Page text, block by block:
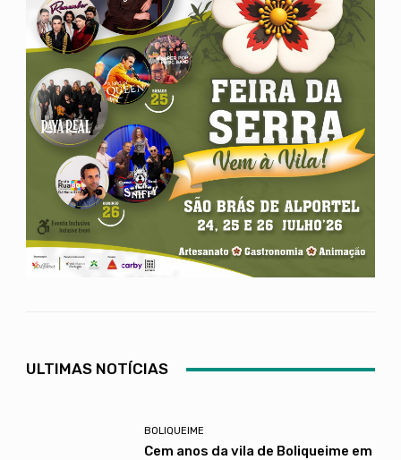
ULTIMAS NOTÍCIAS
BOLIQUEIME
Cem anos da vila de Boliqueime em